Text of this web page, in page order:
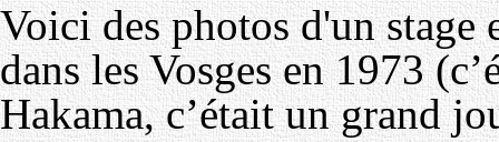
Voici des photos d'un stage
dans les Vosges en 1973
Hakama, c’était un grand